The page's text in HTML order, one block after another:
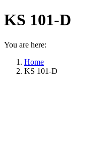
KS 101-D
You are here:
Home
KS 101-D